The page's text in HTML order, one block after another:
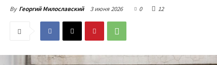
By Георгий Милославский 3 июня 2026 0 12